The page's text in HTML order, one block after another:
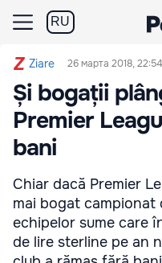
RU
Ziare 26 марта 2018, 22:54
Și bogații
Premier
bani
Chiar dacă Premier
mai bogat campionat
echipelor sume care
de lire sterline pe an